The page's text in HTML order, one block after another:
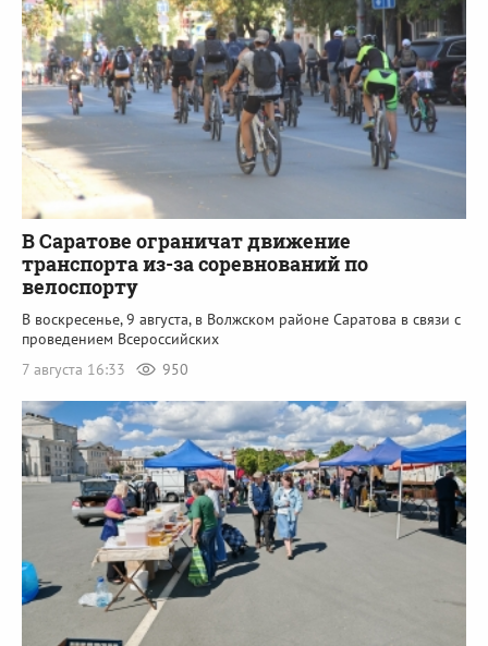
В Саратове ограничат движение
транспорта из-за соревнований по
велоспорту
В воскресенье, 9 августа, в Волжском районе Саратова в связи с
проведением Всероссийских
7 августа 16:33
950